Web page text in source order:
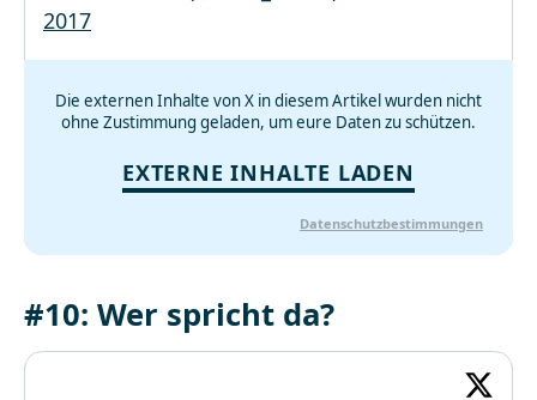
2017
Die externen Inhalte von X in diesem Artikel wurden nicht
ohne Zustimmung geladen, um eure Daten zu schützen.
EXTERNE INHALTE LADEN
Datenschutzbestimmungen
#10: Wer spricht da?